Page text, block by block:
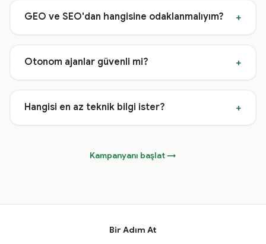
GEO ve SEO'dan hangisine odaklanmalıyım? +
Otonom ajanlar güvenli mi? +
Hangisi en az teknik bilgi ister? +
Kampanyanı başlat →
Bir Adım At